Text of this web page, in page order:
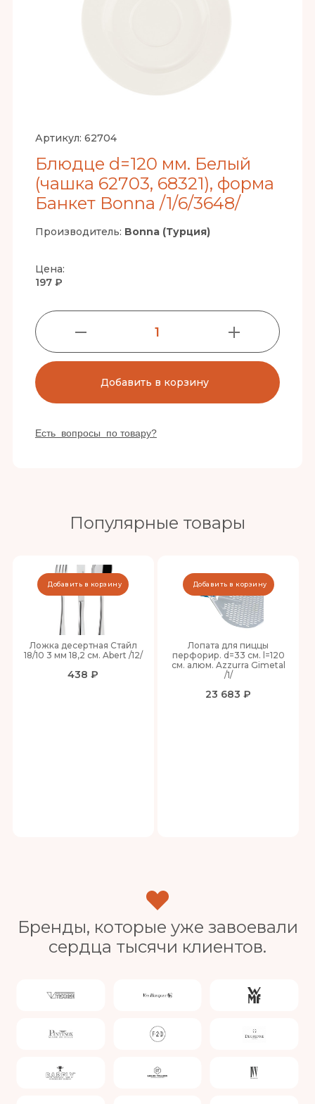
Артикул: 62704
Блюдце d=120 мм. Белый
(чашка 62703, 68321), форма
Банкет Bonna /1/6/3648/
Производитель: Bonna (Турция)
Цена:
197 ₽
1
Добавить в корзину
Есть вопросы по товару?
Популярные товары
Ложка десертная Стайл
18/10 3 мм 18,2 см. Abert /12/
438 ₽
Добавить в корзину
Лопата для пиццы
перфорир. d=33 см. l=120
см. алюм. Azzurra Gimetal
/1/
23 683 ₽
Добавить в корзину
Бренды, которые уже завоевали
сердца тысячи клиентов.